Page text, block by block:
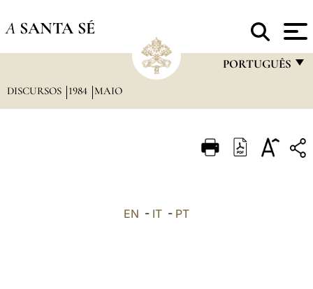
A SANTA SÉ
PORTUGUÊS
ITALIANO
DISCURSOS 1984 MAIO
EN - IT - PT